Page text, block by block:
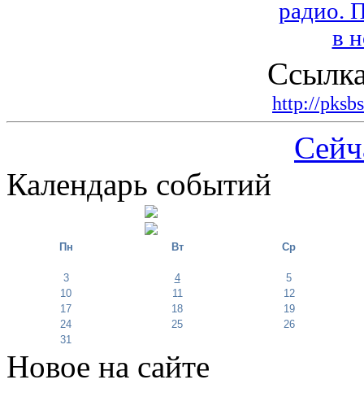
http://
Календарь событий
Пн Вт Ср
3 4
5
10
11
12
17
18
19
24
25
26
31
Новое на сайте